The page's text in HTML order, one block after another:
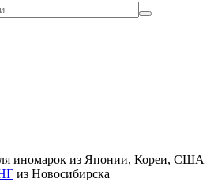
иномарок из Японии, Кореи, США
из Новосибирска